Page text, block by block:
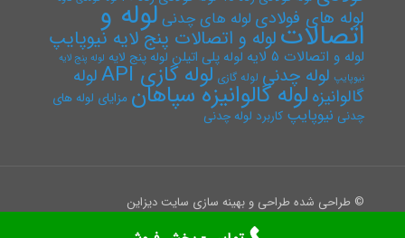
لوله های فولادی لوله های چدنی لوله و اتصالاتلوله و اتصالات پنج لایه نیوپایپ
لوله و اتصالات ۵ لایه لوله پلی اتیلن لوله پنج لایه لوله پنج لایه
نیوپایپ لوله چدنی لوله گازی لوله گازی API لوله
گالوانیزه لوله گالوانیزه سپاهان مزایای لوله های
چدنی نیوپایپ کاربرد لوله چدنی
© طراحی شده طراحی و بهینه سازی سایت دیزاین